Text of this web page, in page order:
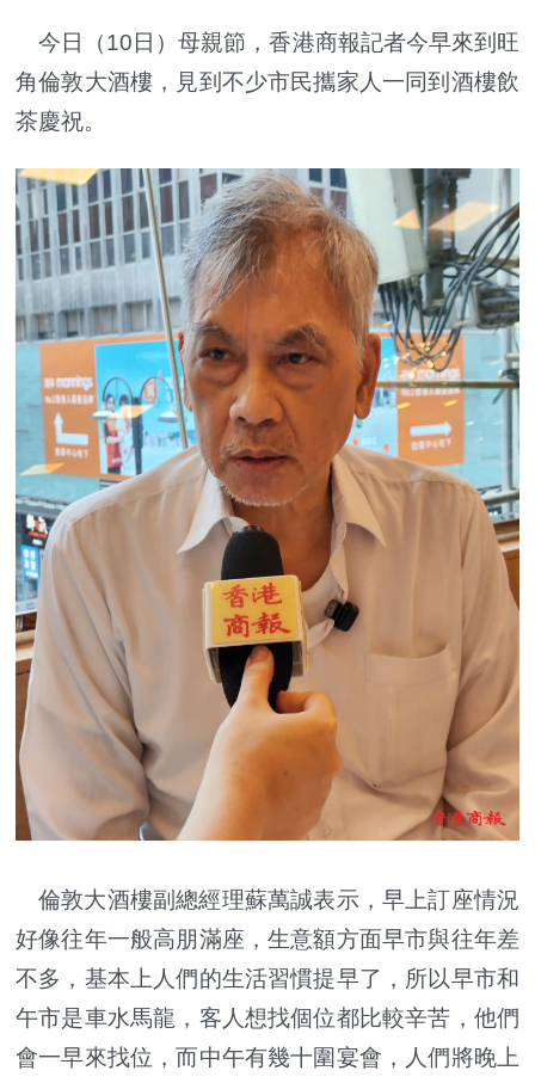
今日（10日）母親節，香港商報記者今早來到旺
角倫敦大酒樓，見到不少市民攜家人一同到酒樓飲
茶慶祝。
倫敦大酒樓副總經理蘇萬誠表示，早上訂座情況
好像往年一般高朋滿座，生意額方面早市與往年差
不多，基本上人們的生活習慣提早了，所以早市和
午市是車水馬龍，客人想找個位都比較辛苦，他們
會一早來找位，而中午有幾十圍宴會，人們將晚上